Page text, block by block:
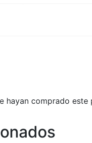
hayan comprado